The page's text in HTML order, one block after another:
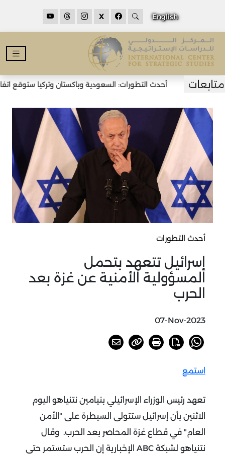
English
X
أحدث التطورات: السعودية وباكستان وتركيا ستوقع
أحدث التطورات
إسرائيل تتعهد بتحمل
المسؤولية الأمنية عن غزة بعد
الحرب
07-Nov-2023
استمع
تعهد رئيس الوزراء الإسرائيلي بنيامين نتنياهو اليوم
الاثنين بأن إسرائيل ستتولى السيطرة على "الأمن
العام" في قطاع غزة المحاصر بعد الحرب. وقال
نتنياهو لشبكة ABC الإخبارية إن الحرب ستستمر حتى